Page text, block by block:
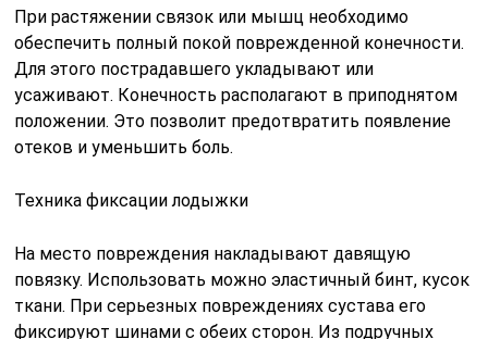
При растяжении связок или мышц необходимо
обеспечить полный покой поврежденной конечности.
Для этого пострадавшего укладывают или
усаживают. Конечность располагают в приподнятом
положении. Это позволит предотвратить появление
отеков и уменьшить боль.
Техника фиксации лодыжки
На место повреждения накладывают давящую
повязку. Использовать можно эластичный бинт, кусок
ткани. При серьезных повреждениях сустава его
фиксируют шинами с обеих сторон. Из подручных